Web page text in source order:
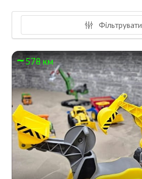
Фільтрувати
578 км